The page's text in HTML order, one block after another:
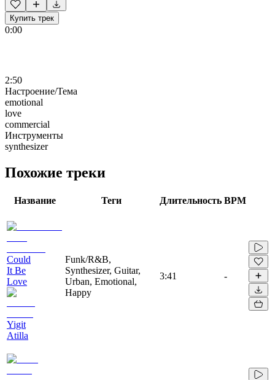
Купить трек
0:00
2:50
Настроение/Тема
emotional
love
commercial
Инструменты
synthesizer
Похожие треки
Название Теги Длительность BPM
Could
It Be
Love
Yigit
Atilla
Funk/R&B,
Synthesizer, Guitar,
Urban, Emotional,
Happy
3:41 -